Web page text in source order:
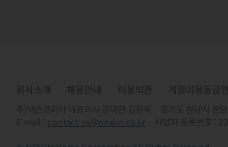
contact-us@nexon.co.kr